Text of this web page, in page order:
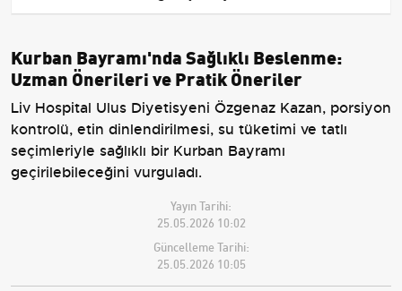
Kurban Bayramı'nda Sağlıklı Beslenme:
Uzman Önerileri ve Pratik Öneriler
Liv Hospital Ulus Diyetisyeni Özgenaz Kazan, porsiyon
kontrolü, etin dinlendirilmesi, su tüketimi ve tatlı
seçimleriyle sağlıklı bir Kurban Bayramı
geçirilebileceğini vurguladı.
Yayın Tarihi:
25.05.2026 10:02
Güncelleme Tarihi:
25.05.2026 10:05